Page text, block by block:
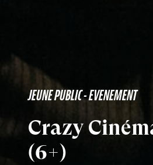
JEUNE PUBLIC - EVENEMENT
Crazy
(6+)